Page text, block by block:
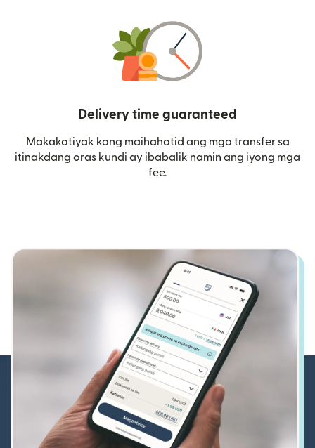
Delivery time guaranteed
Makakatiyak kang maihahatid ang mga transfer sa
itinakdang oras kundi ay ibabalik namin ang iyong mga
fee.